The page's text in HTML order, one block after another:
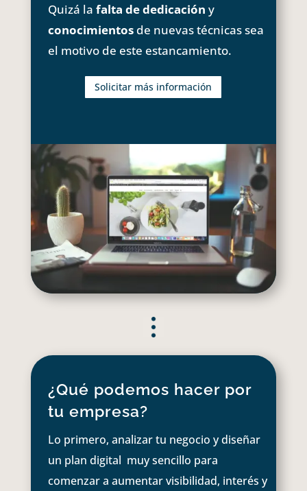
Quizá la falta de dedicación y
conocimientosde nuevas técnicas sea
el motivo de este estancamiento.
Solicitar más información
¿Qué podemos hacer por
tu empresa?
Lo primero, analizar tu negocio y diseñar
un plan digital muy sencillo para
comenzar a aumentar visibilidad, interés y